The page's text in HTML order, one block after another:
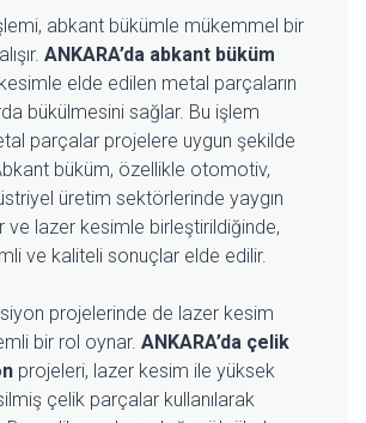
abkant bükümle mükemmel bir
ANKARA’da abkant büküm
elde edilen metal parçaların
bükülmesini sağlar. Bu işlem
parçalar projelere uygun şekilde
büküm, özellikle otomotiv,
üretim sektörlerinde yaygın
ve lazer kesimle birleştirildiğinde,
ve kaliteli sonuçlar elde edilir.
projelerinde de lazer kesim
bir rol oynar. ANKARA’da çelik
projeleri, lazer kesim ile yüksek
çelik parçalar kullanılarak